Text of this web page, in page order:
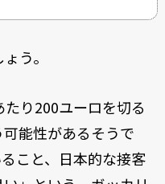
う。
り200ユーロを切る
能性があるそうで
こと、日本的な接客